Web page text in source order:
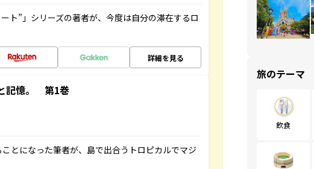
ト”」シリーズの著者が、今度は自分の滞在するロ
詳細を見る
記憶。 第1巻
とになった筆者が、島で出合うトロピカルでマジ
旅のテーマ
飲食